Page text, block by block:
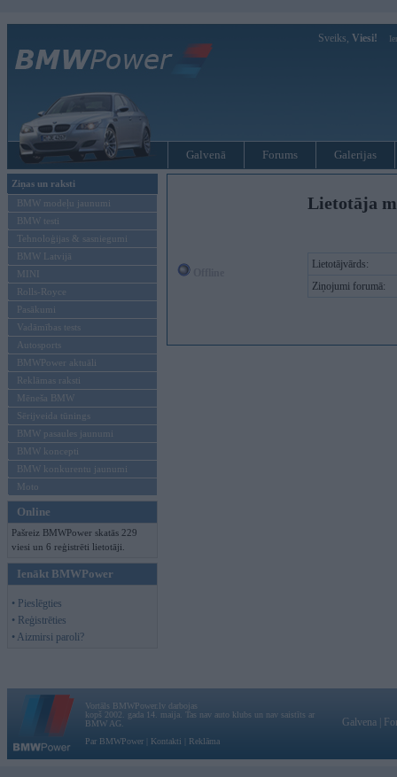
Sveiks, Viesi!
Galvenā Forums Galerijas
Ziņas un raksti
BMW modeļu jaunumi
BMW testi
Tehnoloģijas & sasniegumi
BMW Latvijā
MINI
Rolls-Royce
Pasākumi
Vadāmības tests
Autosports
BMWPower aktuāli
Reklāmas raksti
Mēneša BMW
Sērijveida tūnings
BMW pasaules jaunumi
BMW koncepti
BMW konkurentu jaunumi
Moto
Online
Pašreiz BMWPower skatās 229
viesi un 6 reģistrēti lietotāji.
Ienākt BMWPower
• Pieslēgties
• Reģistrēties
• Aizmirsi paroli?
Lietotāja
Lietotājvārds:
Ziņojumi forumā:
Vortāls BMWPower.lv darbojas
kopš 2002. gada 14. maija. Tas nav auto klubs un nav saistīts ar
BMW AG.
Par BMWPower
Kontakti Reklāma
Galvena